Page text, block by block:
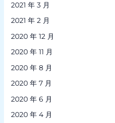
2021 年 3 月
2021 年 2 月
2020 年 12 月
2020 年 11 月
2020 年 8 月
2020 年 7 月
2020 年 6 月
2020 年 4 月